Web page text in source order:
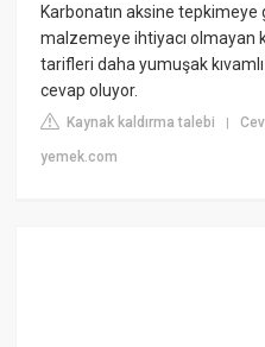
Karbonatın aksine
malzemeye ihtiyacı olmayan
tarifleri daha yumuşak
cevap oluyor.
Kaynak kaldırma talebi |
yemek.com